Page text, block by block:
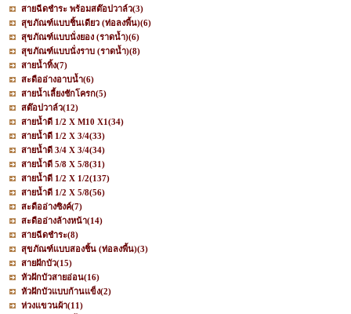
สายฉีดชำระ พร้อมสต๊อปวาล์ว(3)
สุขภัณฑ์แบบชิ้นเดียว (ท่อลงพื้น)(6)
สุขภัณฑ์แบบนั่งยอง (ราดน้ำ)(6)
สุขภัณฑ์แบบนั่งราบ (ราดน้ำ)(8)
สายน้ำทิ้ง(7)
สะดืออ่างอาบน้ำ(6)
สายน้ำเลี้ยงชักโครก(5)
สต๊อปวาล์ว(12)
สายน้ำดี 1/2 X M10 X1(34)
สายน้ำดี 1/2 X 3/4(33)
สายน้ำดี 3/4 X 3/4(34)
สายน้ำดี 5/8 X 5/8(31)
สายน้ำดี 1/2 X 1/2(137)
สายน้ำดี 1/2 X 5/8(56)
สะดืออ่างซิงค์(7)
สะดืออ่างล้างหน้า(14)
สายฉีดชำระ(8)
สุขภัณฑ์แบบสองชิ้น (ท่อลงพื้น)(3)
สายฝักบัว(15)
หัวฝักบัวสายอ่อน(16)
หัวฝักบัวแบบก้านแข็ง(2)
ห่วงแขวนผ้า(11)